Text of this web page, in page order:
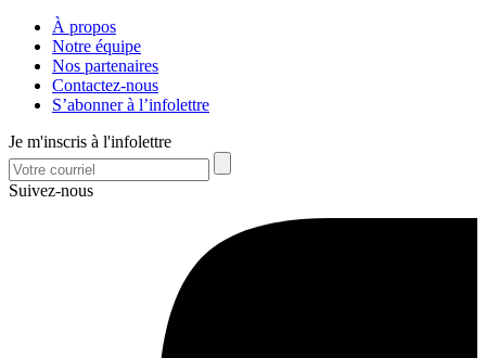
À propos
Notre équipe
Nos partenaires
Contactez-nous
S’abonner à l’infolettre
Je m'inscris à l'infolettre
Suivez-nous